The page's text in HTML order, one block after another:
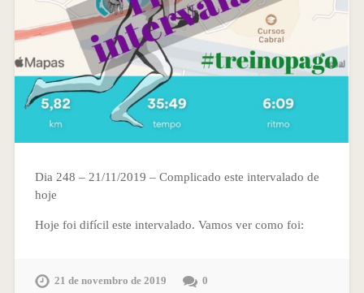
Dia 248 – 21/11/2019 – Complicado este intervalado de
hoje
Hoje foi difícil este intervalado. Vamos ver como foi:
21 de novembro de 2019 0